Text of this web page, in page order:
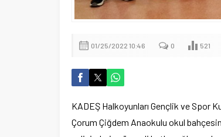
01/25/2022 10:46 0 521
KADEŞ Halkoyunları Gençlik ve Spor
Çorum Çiğdem Anaokulu okul